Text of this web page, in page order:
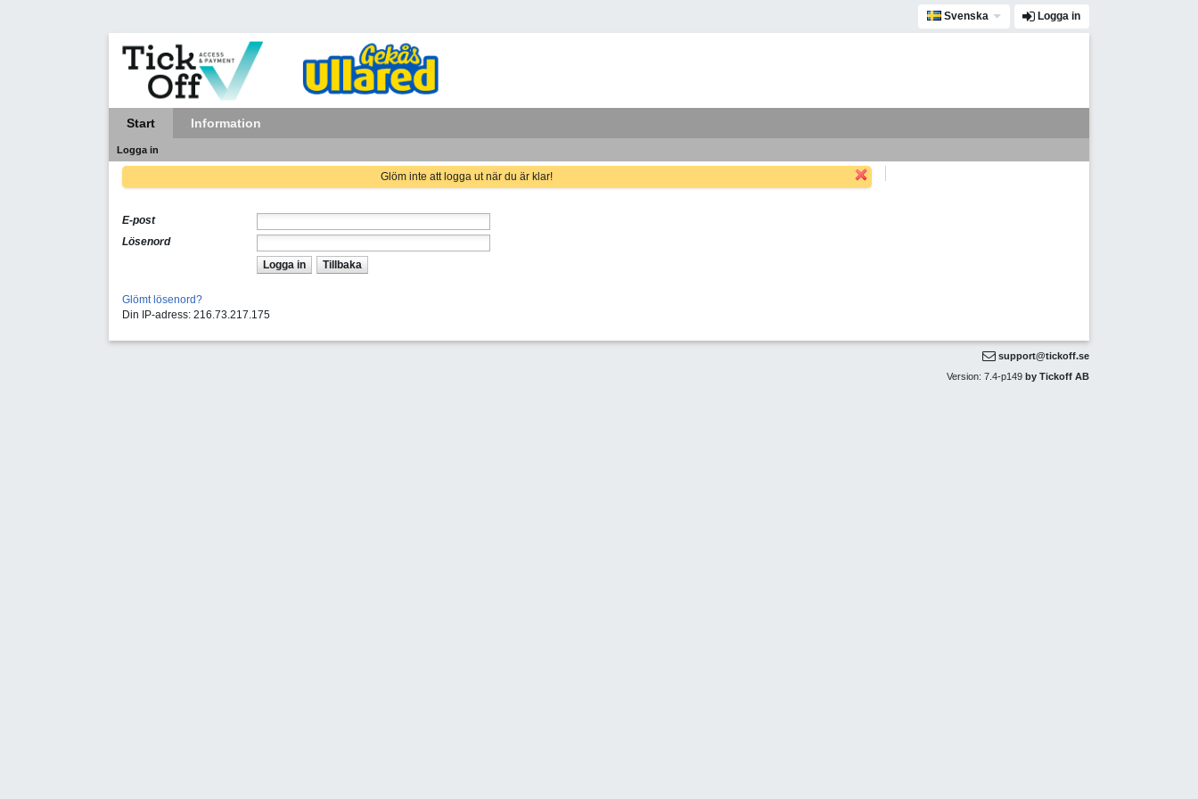
Svenska Logga in
Start Information
Logga in
Glöm inte att logga ut när du är klar!
E-post
Lösenord
Logga in
Tillbaka
Glömt lösenord?
Din IP-adress: 216.73.217.175
support@tickoff.se
Version: 7.4-p149 by Tickoff AB